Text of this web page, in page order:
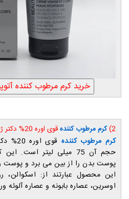
2) کرم مرطوب کنندهقوی اوره 20% دکتر ژیلا:
کرم مرطوب کننده
قوی
حجم آن 75 میلی لیتر
پوست بدن را از بین می برد و پوست
این محصول عبارتند از: اسکوالن،
اوسرین، عصاره بابونه و عصاره آلوئه